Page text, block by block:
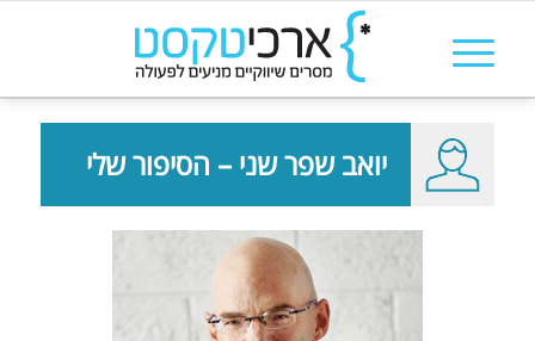
יואב שפר שני – הסיפור שלי